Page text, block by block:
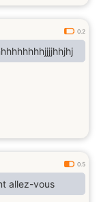
0.2
0.5
allez-vous